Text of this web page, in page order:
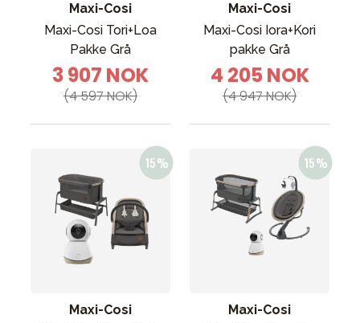
Maxi-Cosi
Maxi-Cosi Tori+Loa
Pakke Grå
3 907 NOK
(4 597 NOK)
Maxi-Cosi
Maxi-Cosi Iora+Kori
pakke Grå
4 205 NOK
(4 947 NOK)
Maxi-Cosi
Maxi-Cosi